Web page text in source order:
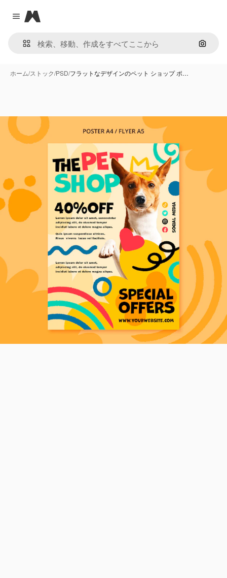
Close menu
Magnific
画像で
ホーム/ストック/PSD/フラットなデザインのペット ショップ ポ…